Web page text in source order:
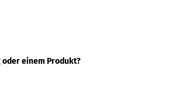
einem Produkt?